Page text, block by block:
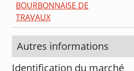
BOURBONNAISE DE
TRAVAUX
Autres informations
Identification du marché